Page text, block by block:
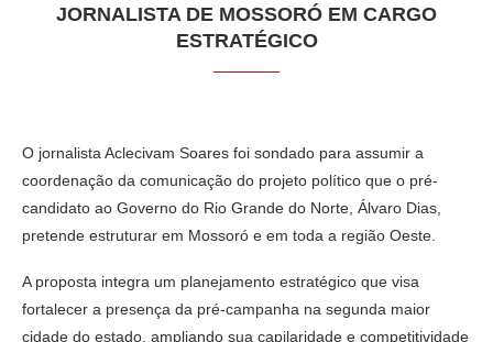
JORNALISTA DE MOSSORÓ EM CARGO
ESTRATÉGICO
O jornalista Aclecivam Soares foi sondado para assumir a
coordenação da comunicação do projeto político que o pré-
candidato ao Governo do Rio Grande do Norte, Álvaro Dias,
pretende estruturar em Mossoró e em toda a região Oeste.
A proposta integra um planejamento estratégico que visa
fortalecer a presença da pré-campanha na segunda maior
cidade do estado, ampliando sua capilaridade e competitividade